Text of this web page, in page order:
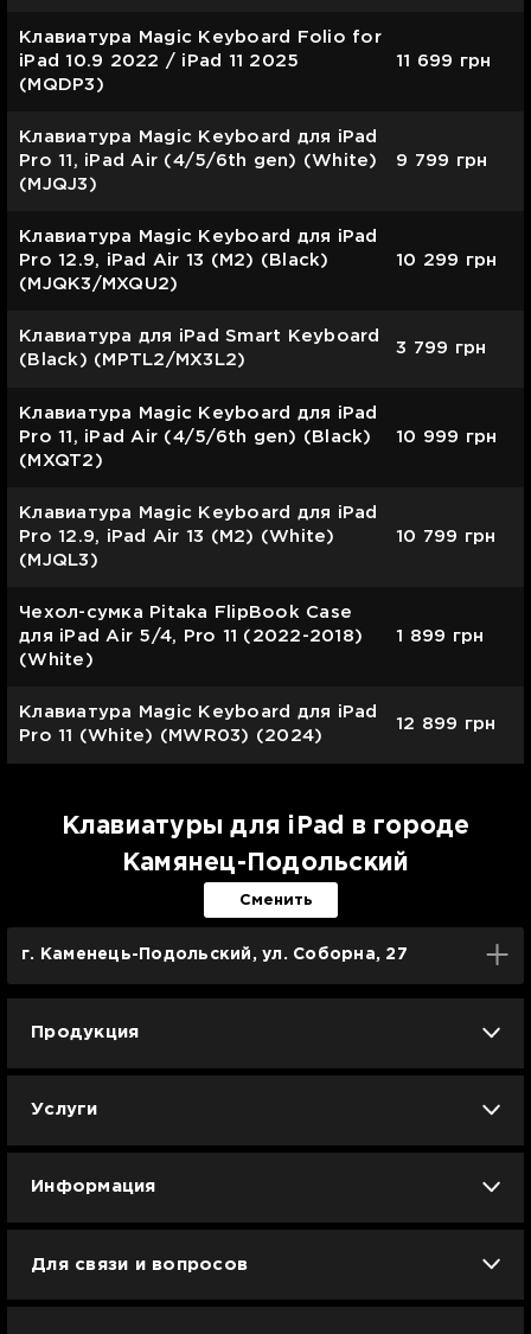
Клавиатура Magic Keyboard Folio for
iPad 10.9 2022 / iPad 11 2025
(MQDP3)
11 699 грн
Клавиатура Magic Keyboard для iPad
Pro 11, iPad Air (4/5/6th gen) (White)
(MJQJ3)
9 799 грн
Клавиатура Magic Keyboard для iPad
Pro 12.9, iPad Air 13 (M2) (Black)
(MJQK3/MXQU2)
10 299 грн
Клавиатура для iPad Smart Keyboard
(Black) (MPTL2/MX3L2)
3 799 грн
Клавиатура Magic Keyboard для iPad
Pro 11, iPad Air (4/5/6th gen) (Black)
(MXQT2)
10 999 грн
Клавиатура Magic Keyboard для iPad
Pro 12.9, iPad Air 13 (M2) (White)
(MJQL3)
10 799 грн
Чехол-сумка Pitaka FlipBook Case
для iPad Air 5/4, Pro 11 (2022-2018)
(White)
1 899 грн
Клавиатура Magic Keyboard для iPad
Pro 11 (White) (MWR03) (2024)
12 899 грн
Клавиатуры для iPad в городе
Камянец-Подольский
Сменить
г. Каменець-Подольский, ул. Соборна, 27
Продукция
Apple б/у
Смартфоны Смарт-часы
Услуги
Информация
Для связи и вопросов